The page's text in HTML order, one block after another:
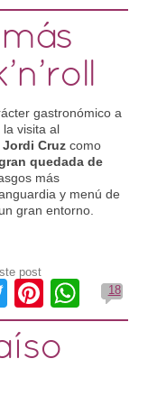
gastronómico a
la visita al
Jordi Cruz como
quedada de
más
y menú de
gran entorno.
post
Twitter 18